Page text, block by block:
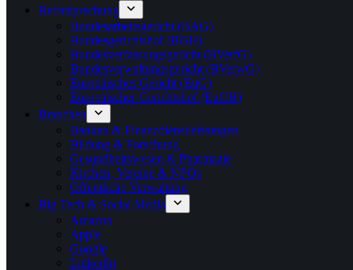
Rechtsprechung
Bundesarbeitsgericht (BAG)
Bundesgerichtshof (BGH)
Bundesverfassungsgericht (BVerfG)
Bundesverwaltungsgericht (BVerwG)
Europäisches Gericht (EuG)
Europäischer Gerichtshof (EuGH)
Branchen
Banken & Finanzdienstleistungen
Bildung & Forschung
Gesundheitswesen & Pharmazie
Kirchen, Vereine & NPOs
Öffentliche Verwaltung
Big Tech & Social Media
Amazon
Apple
Google
LinkedIn